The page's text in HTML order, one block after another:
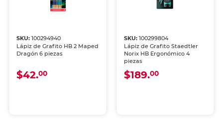
SKU:100294940
Lápiz de Grafito HB 2 Maped
Dragón 6 piezas
$42.00
SKU: 100299804
Lápiz de Grafito Staedtler
Norix HB Ergonómico 4
piezas
$189.00